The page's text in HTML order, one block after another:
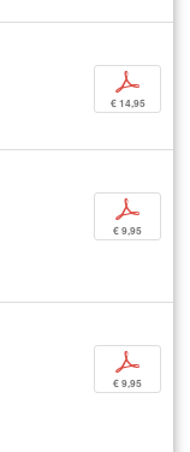
p
€ 14,95
p
€ 9,95
p
€ 9,95